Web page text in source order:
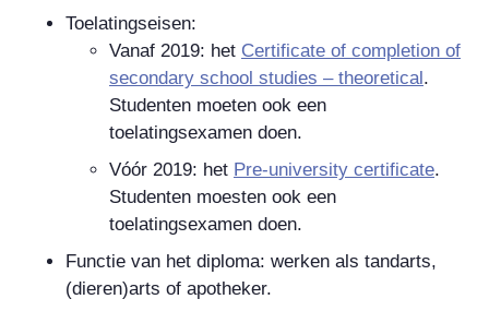
Toelatingseisen:
Vanaf 2019: het Certificate of completion of
secondary school studies – theoretical.
Studenten moeten ook een
toelatingsexamen doen.
Vóór 2019: het Pre-university certificate.
Studenten moesten ook een
toelatingsexamen doen.
Functie van het diploma: werken als tandarts,
(dieren)arts of apotheker.